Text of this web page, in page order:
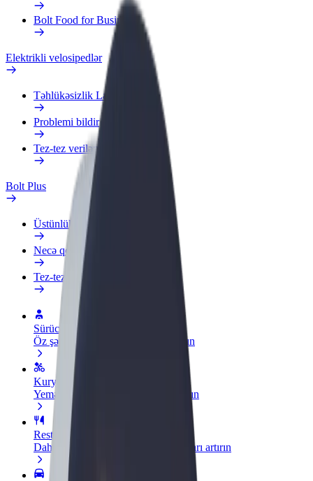
Bolt Food for Business
Elektrikli velosipedlər
Təhlükəsizlik Laboratoriyası
Problemi bildir
Tez-tez verilən suallar
Bolt Plus
Üstünlüklər
Necə qoşulmalı?
Tez-tez verilən suallar
Sürücü ol
Öz şərtlərinizə uyğun olaraq qazanın
Kuryer kimi qoşul
Yemək çatdırın və həftəlik ödəniş alın
Restoran və ya mağaza əlavə edin
Daha çox müştəri cəlb edin və satışları artırın